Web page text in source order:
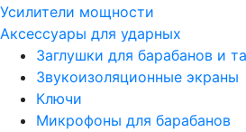
Усилители мощности
Аксессуары для ударных
Заглушки для барабанов и
Звукоизоляционные экраны
Ключи
Микрофоны для барабанов